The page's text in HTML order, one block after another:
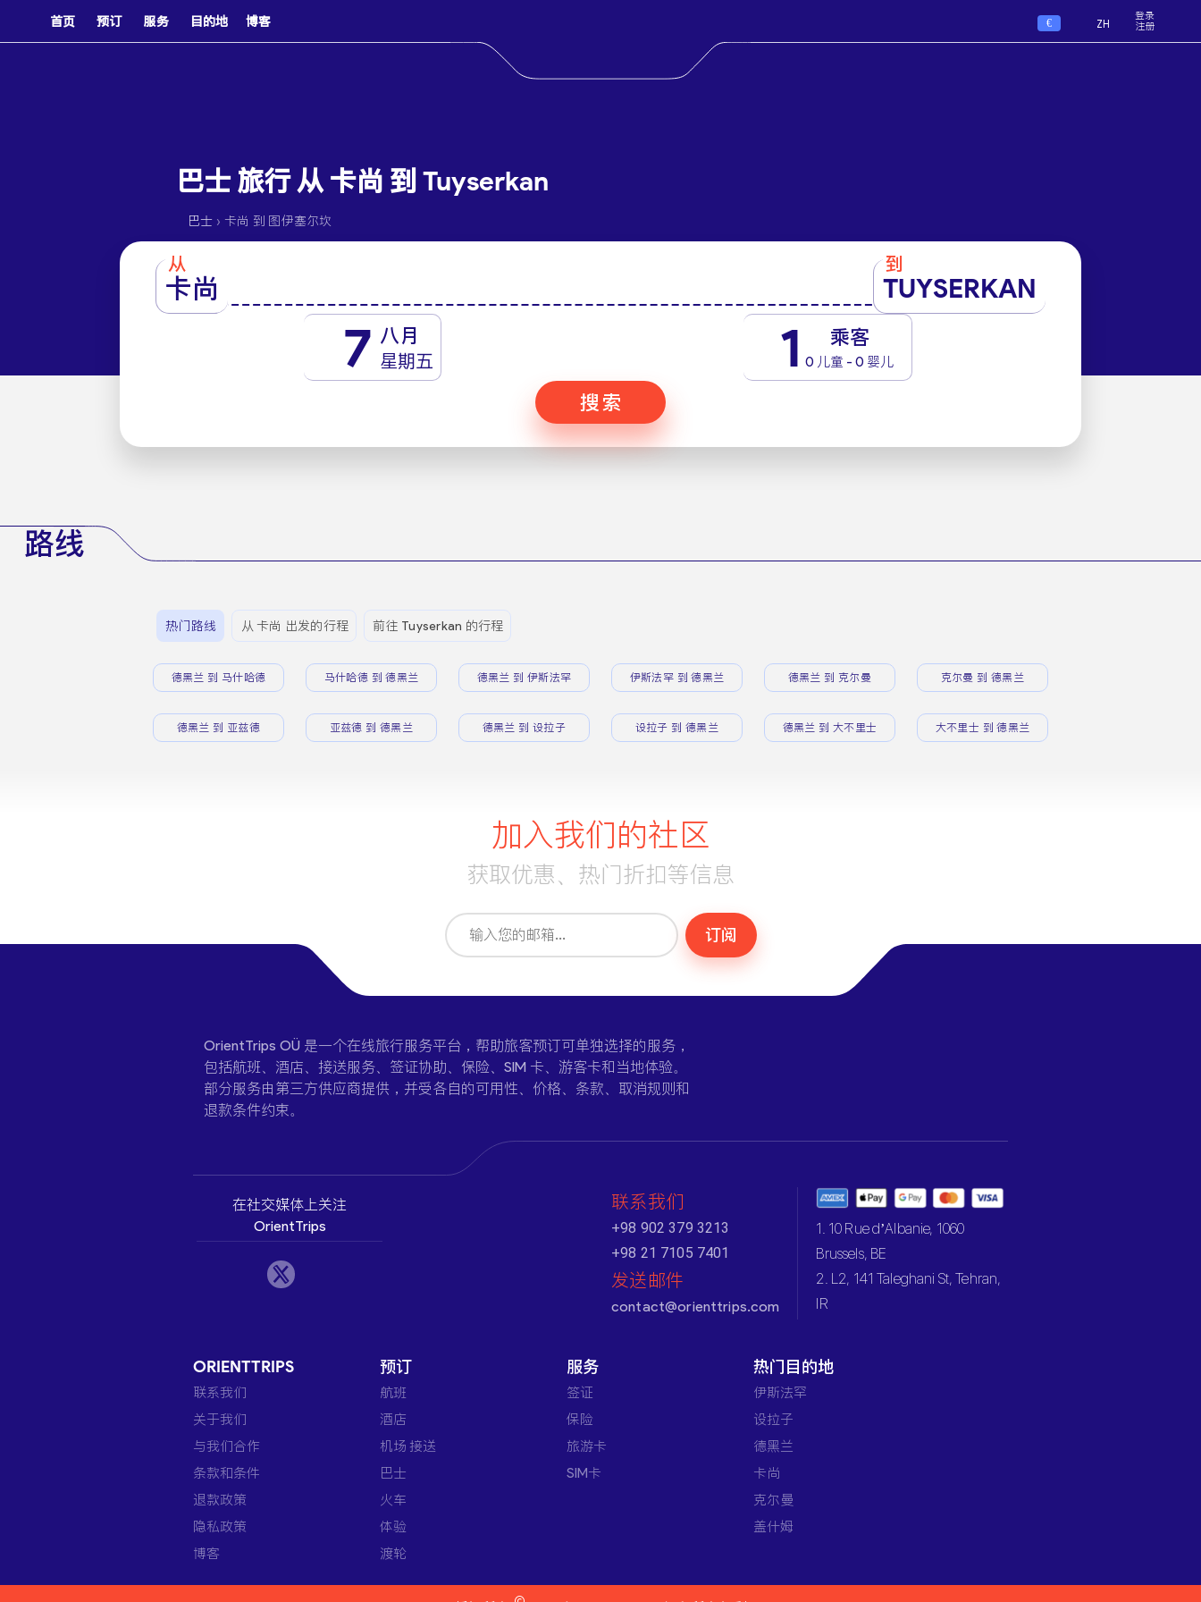
首页 预订 服务 目的地 博客 € ZH
登录
注册
巴士 旅行 从 卡尚 到 Tuyserkan
巴士 › 卡尚 到 图伊塞尔坎
从
卡尚
到
TUYSERKAN
7 八月
星期五 1 乘客
0 儿童 - 0 婴儿
搜索
路线
热门路线 从 卡尚 出发的行程 前往 Tuyserkan 的行程
德黑兰 到 马什哈德 马什哈德 到 德黑兰 德黑兰 到 伊斯法罕 伊斯法罕 到 德黑兰 德黑兰 到 克尔曼 克尔曼 到 德黑兰
德黑兰 到 亚兹德 亚兹德 到 德黑兰 德黑兰 到 设拉子 设拉子 到 德黑兰 德黑兰 到 大不里士 大不里士 到 德黑兰
加入我们的社区
获取优惠、热门折扣等信息
订阅
OrientTrips OÜ 是一个在线旅行服务平台，帮助旅客预订可单独选择的服务，
包括航班、酒店、接送服务、签证协助、保险、SIM 卡、游客卡和当地体验。
部分服务由第三方供应商提供，并受各自的可用性、价格、条款、取消规则和
退款条件约束。
在社交媒体上关注
OrientTrips
联系我们
+98 902 379 3213
+98 21 7105 7401
发送邮件
contact@orienttrips.com
1. 10 Rue d’Albanie, 1060
Brussels, BE
2. L2, 141 Taleghani St, Tehran,
IR
ORIENTTRIPS
联系我们
关于我们
与我们合作
条款和条件
退款政策
隐私政策
博客
预订
航班
酒店
机场 接送
巴士
火车
体验
渡轮
服务
签证
保险
旅游卡
SIM卡
热门目的地
伊斯法罕
设拉子
德黑兰
卡尚
克尔曼
盖什姆